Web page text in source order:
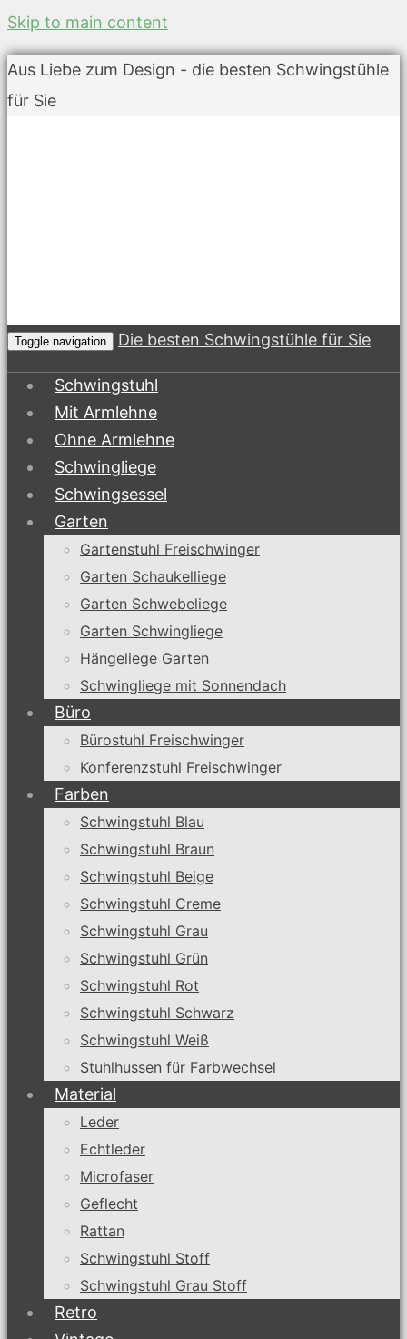
Skip to main content
Aus Liebe zum Design - die besten Schwingstühle
für Sie
Toggle navigation Die besten Schwingstühle für Sie
Schwingstuhl
Mit Armlehne
Ohne Armlehne
Schwingliege
Schwingsessel
Garten
Gartenstuhl Freischwinger
Garten Schaukelliege
Garten Schwebeliege
Garten Schwingliege
Hängeliege Garten
Schwingliege mit Sonnendach
Büro
Bürostuhl Freischwinger
Konferenzstuhl Freischwinger
Farben
Schwingstuhl Blau
Schwingstuhl Braun
Schwingstuhl Beige
Schwingstuhl Creme
Schwingstuhl Grau
Schwingstuhl Grün
Schwingstuhl Rot
Schwingstuhl Schwarz
Schwingstuhl Weiß
Stuhlhussen für Farbwechsel
Material
Leder
Echtleder
Microfaser
Geflecht
Rattan
Schwingstuhl Stoff
Schwingstuhl Grau Stoff
Retro